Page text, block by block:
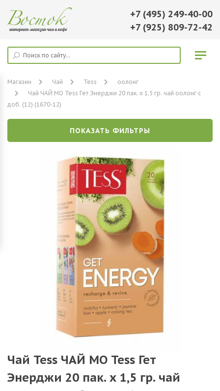
+7 (495) 249-40-00
+7 (925) 809-72-42
Магазин Чай Tess
оолонг
Чай ЧАЙ МО Tess Гет Энерджи 20 пак. х 1,5 гр. чай оолонг с
доб. (12) (1670-12)
ПОКАЗАТЬ ФИЛЬТРЫ
Чай Tess ЧАЙ МО Tess Гет
Энерджи 20 пак. х 1,5 гр. чай